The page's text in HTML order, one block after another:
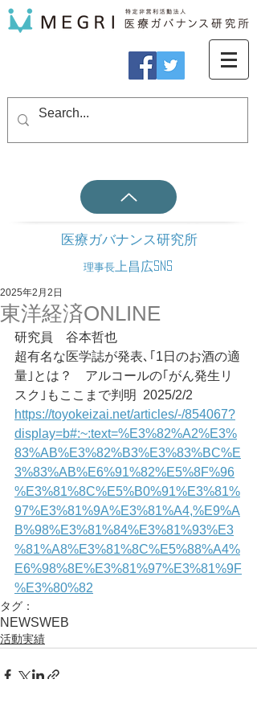
医療ガバナンス研究所
理事長 上昌広SNS
東洋経済ONLINE
2025年2月2日
研究員　谷本哲也
超有名な医学誌が発表､｢1日のお酒の適
量｣とは？　アルコールの｢がん発生リ
スク｣もここまで判明	2025/2/2
https://toyokeizai.net/articles/-/854067?
display=b#:~:text=%E3%82%A2%E3%
83%AB%E3%82%B3%E3%83%BC%E
3%83%AB%E6%91%82%E5%8F%96
%E3%81%8C%E5%B0%91%E3%81%
97%E3%81%9A%E3%81%A4,%E9%A
B%98%E3%81%84%E3%81%93%E3
%81%A8%E3%81%8C%E5%88%A4%
E6%98%8E%E3%81%97%E3%81%9F
%E3%80%82
タグ：
NEWSWEB
活動実績